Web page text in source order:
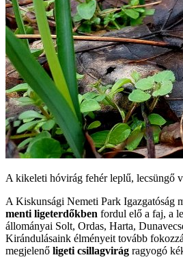
A kikeleti hóvirág fehér leplű, lecsüngő
A Kiskunsági Nemeti Park Igazgatóság
menti ligeterdőkben fordul elő a faj, a
állományai Solt, Ordas, Harta,
Kirándulásaink élményeit tovább
megjelenő ligeti csillagvirág ragyogó